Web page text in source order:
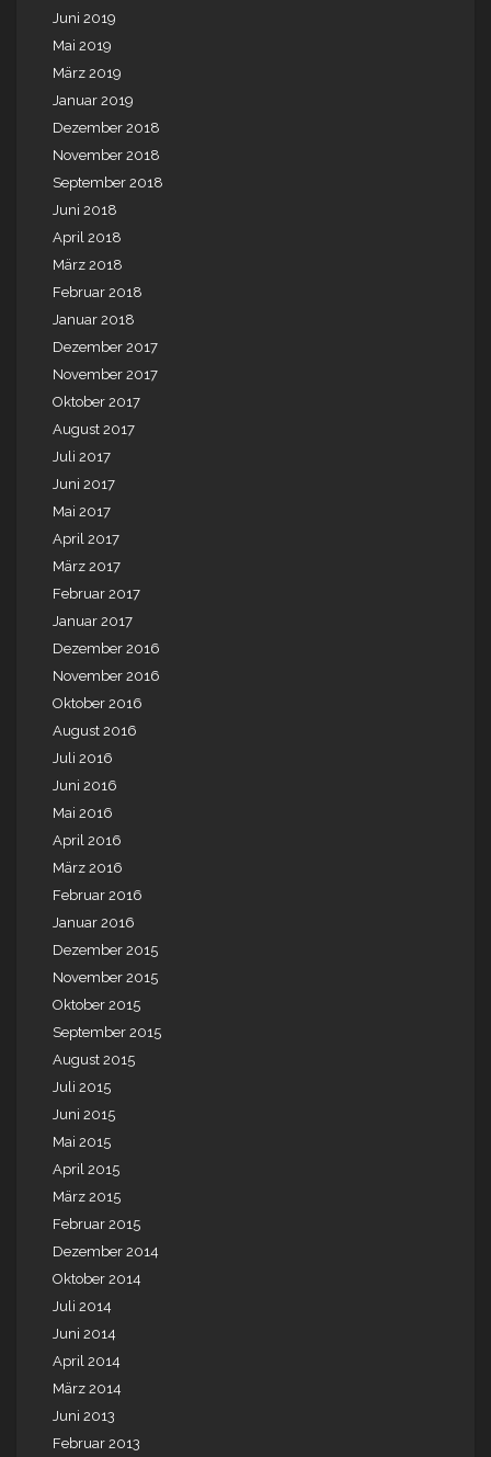
Juni 2019
Mai 2019
März 2019
Januar 2019
Dezember 2018
November 2018
September 2018
Juni 2018
April 2018
März 2018
Februar 2018
Januar 2018
Dezember 2017
November 2017
Oktober 2017
August 2017
Juli 2017
Juni 2017
Mai 2017
April 2017
März 2017
Februar 2017
Januar 2017
Dezember 2016
November 2016
Oktober 2016
August 2016
Juli 2016
Juni 2016
Mai 2016
April 2016
März 2016
Februar 2016
Januar 2016
Dezember 2015
November 2015
Oktober 2015
September 2015
August 2015
Juli 2015
Juni 2015
Mai 2015
April 2015
März 2015
Februar 2015
Dezember 2014
Oktober 2014
Juli 2014
Juni 2014
April 2014
März 2014
Juni 2013
Februar 2013